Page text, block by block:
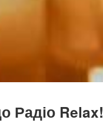
Радіо Relax!